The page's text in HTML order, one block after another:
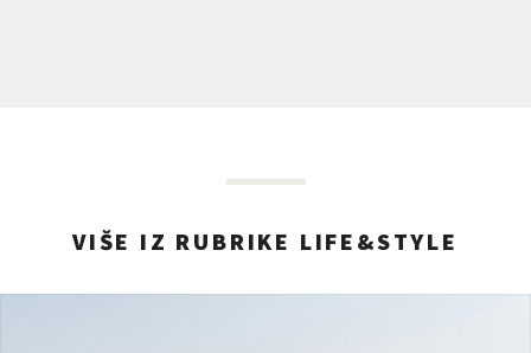
VIŠE IZ RUBRIKE LIFE&STYLE